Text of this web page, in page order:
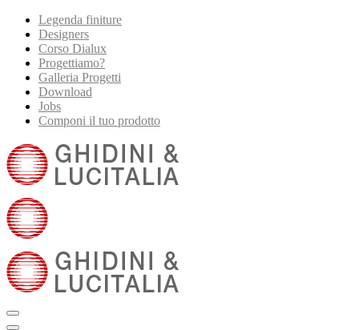
Legenda finiture
Designers
Corso Dialux
Progettiamo?
Galleria Progetti
Download
Jobs
Componi il tuo prodotto